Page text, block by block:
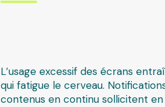
L’usage excessif des écrans
qui fatigue le cerveau.
contenus en continu sollicitent